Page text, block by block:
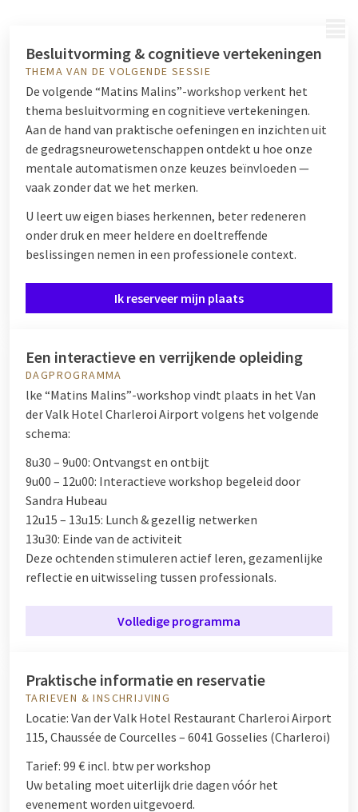
Besluitvorming & cognitieve vertekeningen
THEMA VAN DE VOLGENDE SESSIE
De volgende “Matins Malins”-workshop verkent het
thema besluitvorming en cognitieve vertekeningen.
Aan de hand van praktische oefeningen en inzichten uit
de gedragsneurowetenschappen ontdekt u hoe onze
mentale automatismen onze keuzes beïnvloeden —
vaak zonder dat we het merken.
U leert uw eigen biases herkennen, beter redeneren
onder druk en meer heldere en doeltreffende
beslissingen nemen in een professionele context.
Ik reserveer mijn plaats
Een interactieve en verrijkende opleiding
DAGPROGRAMMA
lke “Matins Malins”-workshop vindt plaats in het Van
der Valk Hotel Charleroi Airport volgens het volgende
schema:
8u30 – 9u00: Ontvangst en ontbijt
9u00 – 12u00: Interactieve workshop begeleid door
Sandra Hubeau
12u15 – 13u15: Lunch & gezellig netwerken
13u30: Einde van de activiteit
Deze ochtenden stimuleren actief leren, gezamenlijke
reflectie en uitwisseling tussen professionals.
Volledige programma
Praktische informatie en reservatie
TARIEVEN & INSCHRIJVING
Locatie: Van der Valk Hotel Restaurant Charleroi Airport
115, Chaussée de Courcelles – 6041 Gosselies (Charleroi)
Tarief: 99 € incl. btw per workshop
Uw betaling moet uiterlijk drie dagen vóór het
evenement worden uitgevoerd.